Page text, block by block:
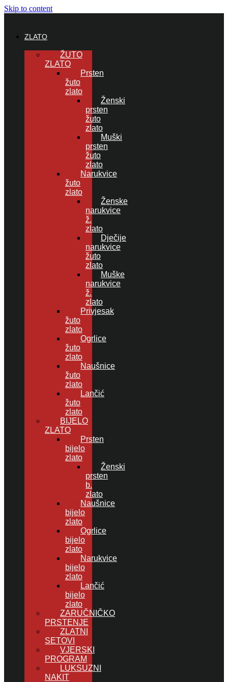
Skip to content
ZLATO
ŽUTO
ZLATO
Prsten
žuto
zlato
Ženski
prsten
žuto
zlato
Muški
prsten
žuto
zlato
Narukvice
žuto
zlato
Ženske
narukvice
ž.
zlato
Dječije
narukvice
žuto
zlato
Muške
narukvice
ž.
zlato
Privjesak
žuto
zlato
Ogrlice
žuto
zlato
Naušnice
žuto
zlato
Lančić
žuto
zlato
BIJELO
ZLATO
Prsten
bijelo
zlato
Ženski
prsten
b.
zlato
Naušnice
bijelo
zlato
Ogrlice
bijelo
zlato
Narukvice
bijelo
zlato
Lančić
bijelo
zlato
ZARUČNIČKO
PRSTENJE
ZLATNI
SETOVI
VJERSKI
PROGRAM
LUKSUZNI
NAKIT